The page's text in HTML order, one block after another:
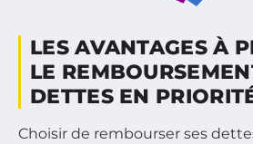
LES AVANTAGES À
LE
DETTES EN
Choisir de rembourser ses